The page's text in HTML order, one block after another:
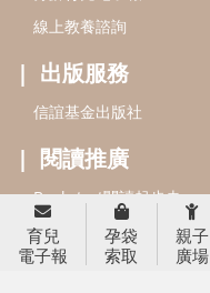
信誼兒童發展國際研討會
2023信誼年度報告
2024信誼年度報告
2025信誼年度報告
育兒服務
好好育兒
好孕袋
育兒
電子報
孕袋
索取
親子
廣場